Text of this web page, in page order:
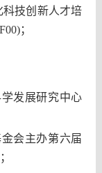
科技创新人才培
；
发展研究中心
会主办第六届